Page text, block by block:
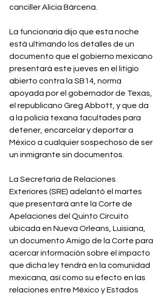
canciller Alicia Bárcena.⁣
La funcionaria dijo que esta noche
está ultimando los detalles de un
documento que el gobierno mexicano
presentará este jueves en el litigio
abierto contra la SB14, norma
apoyada por el gobernador de Texas,
el republicano Greg Abbott, y que da
a la policía texana facultades para
detener, encarcelar y deportar a
México a cualquier sospechoso de ser
un inmigrante sin documentos.⁣
La Secretaría de Relaciones
Exteriores (SRE) adelantó el martes
que presentará ante la Corte de
Apelaciones del Quinto Circuito
ubicada en Nueva Orleans, Luisiana,
un documento Amigo de la Corte para
acercar información sobre el impacto
que dicha ley tendrá en la comunidad
mexicana, así como su efecto en las
relaciones entre México y Estados